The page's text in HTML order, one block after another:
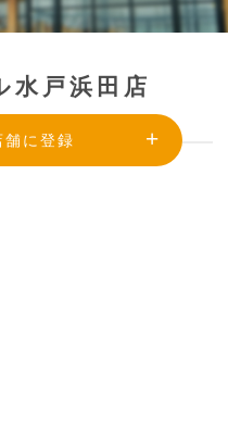
水戸浜田店
舗に登録